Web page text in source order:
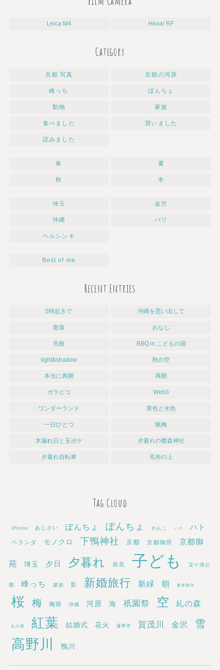
Leica M4 Hexar RF
Category
京都 写真 京都の河原
峰っち ぽんちょ
動物 家族
食べました 買いました
読みました
春 夏
秋 冬
埼玉 金沢
沖縄 パリ
ヘルシンキ
Best of me
Recent Entries
5時起きで 沖縄を思い出して
散策 おなじ
失敗 BBQ in こどもの国
light&shadow 秋の空
本当に再開 再開
ガラピコ Web3
ワンダーランド 黄色と水色
一日ひとつ 蝋梅
木漏れ日と玉ボケ 夕暮れの鷺森神社
夕暮れ自転車 毛布の上
Tag Cloud
iPhone あじさい ぽんちょ ぽんちょ わんこ ハス ハト
ベランダ モノクロ 下鴨神社 京都 京都御所 京都御
苑 埼玉 夕日 夕暮れ 奈良 子ども 宝ケ池公
園 峰っち 建築 影 新婚旅行 新緑 朝 東本願寺
桜 梅 梅雨 沖縄 河原 海 祇園祭 空 糺の森
糺の森 紅葉 結婚式 花火 蓮華寺 賀茂川 金沢 雪
高野川 鴨川